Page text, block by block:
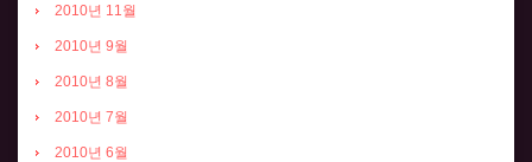
2010년 11월
2010년 9월
2010년 8월
2010년 7월
2010년 6월